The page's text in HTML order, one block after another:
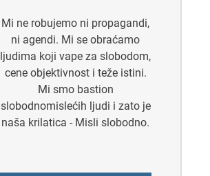
Mi ne robujemo ni propagandi,
ni agendi. Mi se obraćamo
ljudima koji vape za slobodom,
cene objektivnost i teže istini.
Mi smo bastion
slobodnomislećih ljudi i zato je
naša krilatica - Misli slobodno.